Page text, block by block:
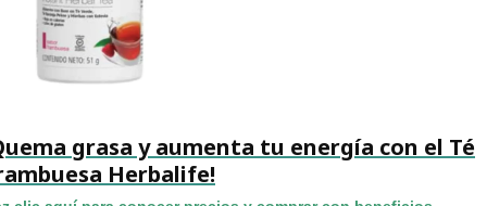
grasa y aumenta tu energía con el Té
Herbalife!